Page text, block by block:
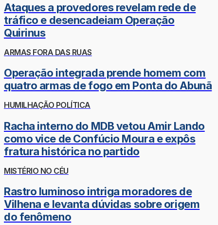
Ataques a provedores revelam rede de
tráfico e desencadeiam Operação
Quirinus
ARMAS FORA DAS RUAS
Operação integrada prende homem com
quatro armas de fogo em Ponta do Abunã
HUMILHAÇÃO POLÍTICA
Racha interno do MDB vetou Amir Lando
como vice de Confúcio Moura e expôs
fratura histórica no partido
MISTÉRIO NO CÉU
Rastro luminoso intriga moradores de
Vilhena e levanta dúvidas sobre origem
do fenômeno